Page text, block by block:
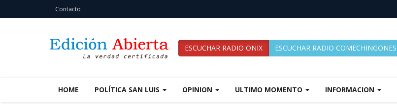
Contacto
ESCUCHAR RADIO ONIX ESCUCHAR RADIO COMECHINGONES
HOME POLÍTICA SAN LUIS OPINION ULTIMO MOMENTO INFORMACION